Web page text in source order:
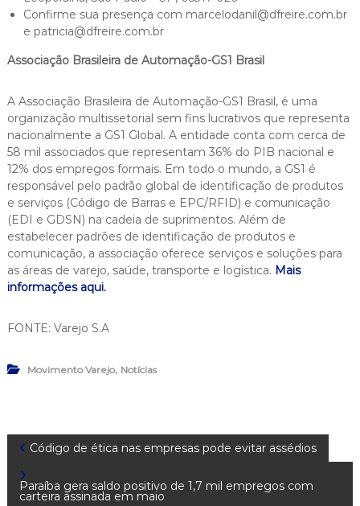
Confirme sua presença com marcelodanil@dfreire.com.br
e patricia@dfreire.com.br
Associação Brasileira de Automação-GS1 Brasil
A Associação Brasileira de Automação-GS1 Brasil, é uma
organização multissetorial sem fins lucrativos que representa
nacionalmente a GS1 Global. A entidade conta com cerca de
58 mil associados que representam 36% do PIB nacional e
12% dos empregos formais. Em todo o mundo, a GS1 é
responsável pelo padrão global de identificação de produtos
e serviços (Código de Barras e EPC/RFID) e comunicação
(EDI e GDSN) na cadeia de suprimentos. Além de
estabelecer padrões de identificação de produtos e
comunicação, a associação oferece serviços e soluções para
as áreas de varejo, saúde, transporte e logística. Mais
informações aqui.
FONTE: Varejo S.A
Movimento Varejo, Notícias
N
a
Código de ética nas empresas pode evitar assédios
Paraíba gera saldo positivo de 1,7 mil empregos com
carteira assinada em maio